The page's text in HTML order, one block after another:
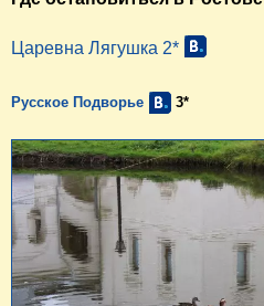
Царевна Лягушка 2*
Русское Подворье 3*